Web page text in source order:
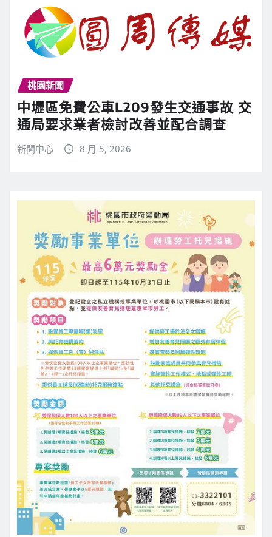
桃園新聞
中壢區免費公車L209發生交通事故 交
通局要求業者檢討改善並配合調查
新聞中心 8 月 5, 2026